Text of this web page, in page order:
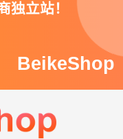
独立站！
BeikeShop